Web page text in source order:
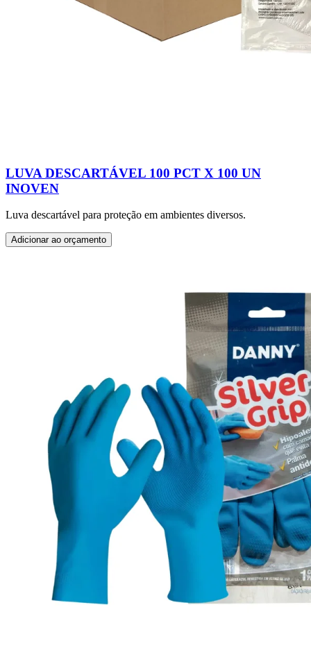
LUVA DESCARTÁVEL 100 PCT X 100 UN
INOVEN
Luva descartável para proteção em ambientes diversos.
Adicionar ao orçamento